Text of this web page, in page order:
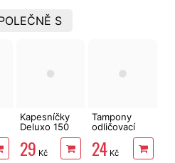
S
Kapesníčky
Deluxo 150
ks 3vrstvé v
krabičce,
zvířátka
29 Kč
Tampony
odličovací
LINTEO 120
ks
24 Kč